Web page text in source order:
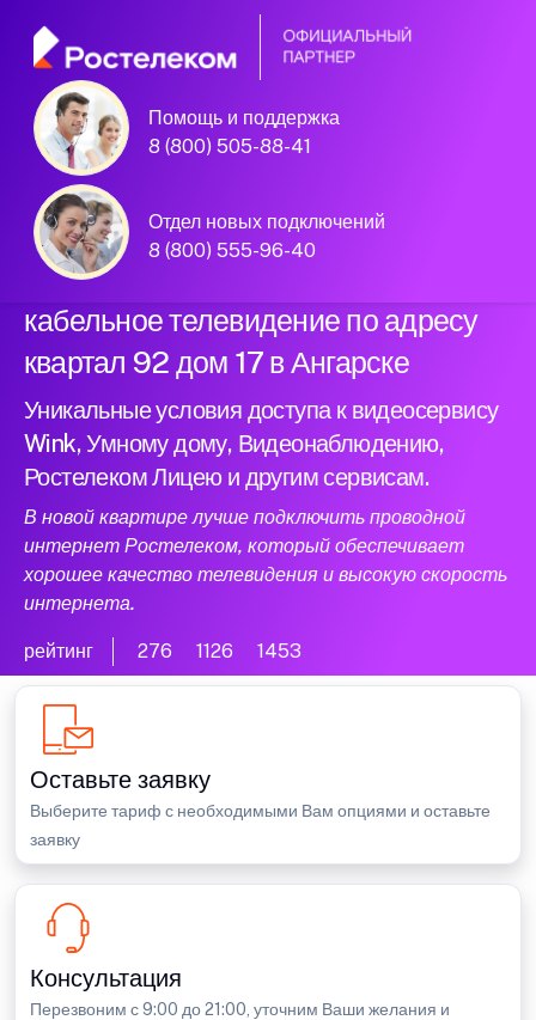
Помощь и поддержка
8 (800) 505-88-41
Отдел новых подключений
8 (800) 555-96-40
Официальный
партнер Ростелеком
Подключили новый интернет и
кабельное телевидение по адресу
квартал 92 дом 17 в Ангарске
Уникальные условия доступа к видеосервису
Wink, Умному дому, Видеонаблюдению,
Ростелеком Лицею и другим сервисам.
В новой квартире лучше подключить проводной
интернет Ростелеком, который обеспечивает
хорошее качество телевидения и высокую скорость
интернета.
рейтинг 276 1126 1453
Оставьте заявку
Выберите тариф с необходимыми Вам опциями и оставьте
заявку
Консультация
Перезвоним с 9:00 до 21:00, уточним Ваши желания и